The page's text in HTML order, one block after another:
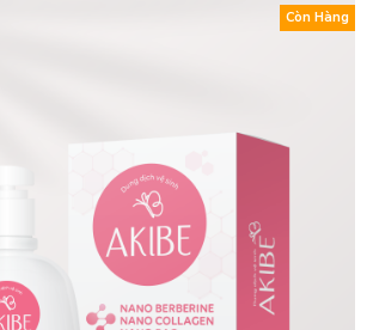
Còn Hàng